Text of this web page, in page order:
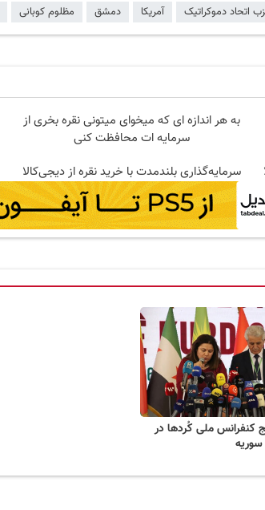
اتحاد دموکراتیک آمریکا دمشق مظلوم کوبانی
به هر اندازه ای که میخوای میتونی نقره بخری از
سرمایه ات محافظت کنی
سرمایه‌گذاری بلندمدت با خرید نقره از دیجی‌کالا
کنفرانس ملی کُردها در